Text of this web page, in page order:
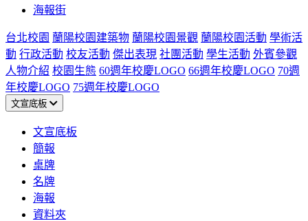
海報街
台北校園 蘭陽校園建築物 蘭陽校園景觀 蘭陽校園活動 學術活
動 行政活動 校友活動 傑出表現 社團活動 學生活動 外賓參觀
人物介紹 校園生態 60週年校慶LOGO 66週年校慶LOGO 70週
年校慶LOGO 75週年校慶LOGO
文宣底板
文宣底板
簡報
桌牌
名牌
海報
資料夾